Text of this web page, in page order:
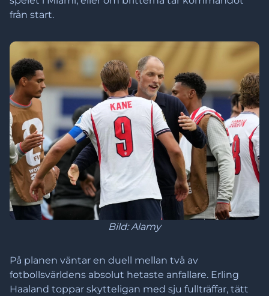
från start.
Bild: Alamy
På planen väntar en duell mellan två av
fotbollsvärldens absolut hetaste anfallare. Erling
Haaland toppar skytteligan med sju fullträffar, tätt